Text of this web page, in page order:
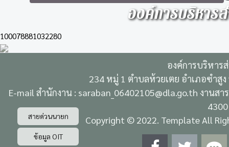
100078881032280
องค์การบริหาร
องค์การบริหาร
234 หมู่ 1 ตำบลห้วยเตย อำเภอซำ
E-mail สำนักงาน : saraban_06402105@dla.go.th งานส
Copyright © 2022. Template All
สายด่วนนายก
ข้อมูล OIT